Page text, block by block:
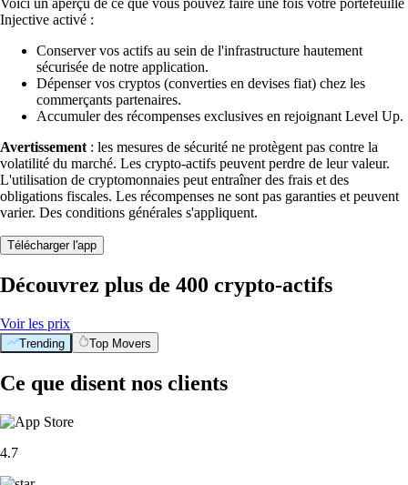
Voici un aperçu de ce que vous pouvez faire une fois votre portefeuille
Injective activé :
Conserver vos actifs au sein de l'infrastructure hautement
sécurisée de notre application.
Dépenser vos cryptos (converties en devises fiat) chez les
commerçants partenaires.
Accumuler des récompenses exclusives en rejoignant Level Up.
Avertissement : les mesures de sécurité ne protègent pas contre la
volatilité du marché. Les crypto-actifs peuvent perdre de leur valeur.
L'utilisation de cryptomonnaies peut entraîner des frais et des
obligations fiscales. Les récompenses ne sont pas garanties et peuvent
varier. Des conditions générales s'appliquent.
Télécharger l'app
Découvrez plus de 400 crypto-actifs
Voir les prix
Trending Top Movers
Ce que disent nos clients
4.7